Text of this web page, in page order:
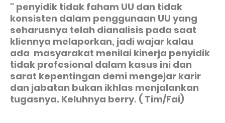
" penyidik tidak faham UU dan tidak
konsisten dalam penggunaan UU yang
seharusnya telah dianalisis pada saat
kliennya melaporkan, jadi wajar kalau
ada masyarakat menilai kinerja penyidik
tidak profesional dalam kasus ini dan
sarat kepentingan demi mengejar karir
dan jabatan bukan ikhlas menjalankan
tugasnya. Keluhnya berry. ( Tim/Fai)